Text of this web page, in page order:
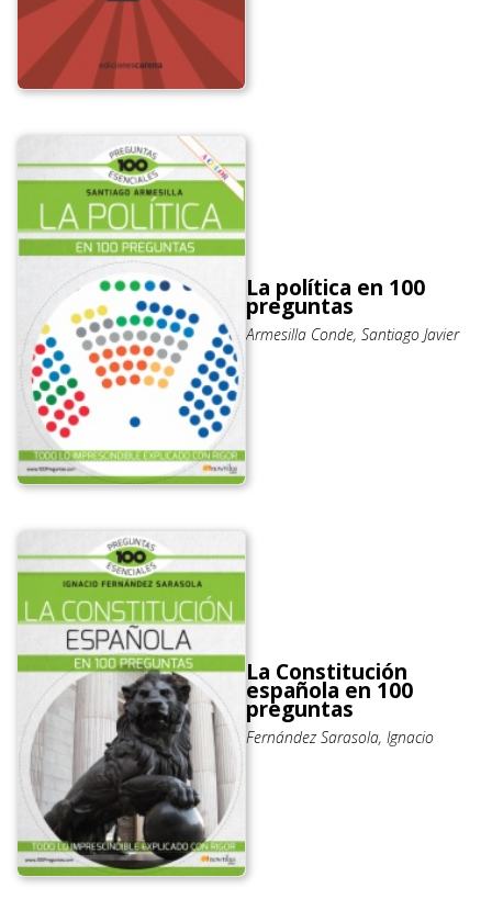
La política en 100
preguntas
Armesilla Conde, Santiago Javier
La Constitución
española en 100
preguntas
Fernández Sarasola, Ignacio